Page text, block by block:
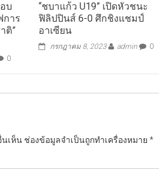
บ
การ
ติ”
0
“ชบาแก้ว U19” เปิดหัวชนะ
ฟิลิปปินส์ 6-0 ศึกชิงแชมป์
อาเซียน
กรกฎาคม 8, 2023 admin 0
เห็น ช่องข้อมูลจำเป็นถูกทำเครื่องหมาย *